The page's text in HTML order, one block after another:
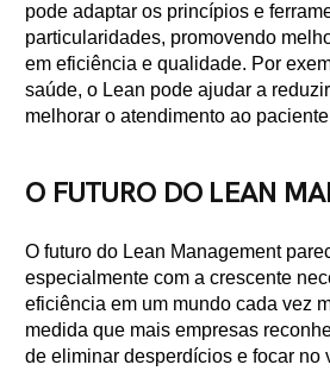
pode adaptar os princípios e
particularidades, promovendo
em eficiência e qualidade. Por
saúde, o Lean pode ajudar a
melhorar o atendimento ao
O FUTURO DO LEAN
O futuro do Lean Management
especialmente com a crescente
eficiência em um mundo cada vez
medida que mais empresas
de eliminar desperdícios e focar no